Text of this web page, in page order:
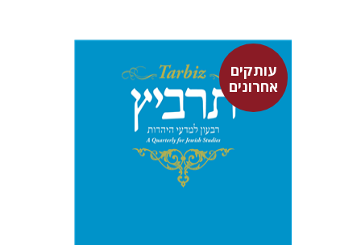
עותקים
אחרוניםרוני גולדשטיין
משה הלברטל
שלמה נאה
שרית שלו-עיני